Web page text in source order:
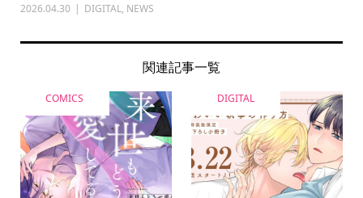
2026.04.30 DIGITAL, NEWS
関連記事一覧
COMICS DIGITAL